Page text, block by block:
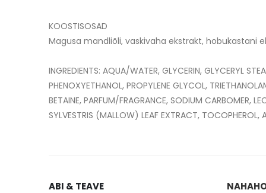
KOOSTISOSAD
Magusa mandliõli, vaskivaha ekstrakt, hobukastani
INGREDIENTS: AQUA/WATER, GLYCERIN, GLYCERYL
PHENOXYETHANOL, PROPYLENE GLYCOL,
BETAINE, PARFUM/FRAGRANCE, SODIUM CARBOMER,
ABI & TEAVE